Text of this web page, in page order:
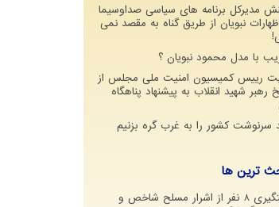
مدیرکل برنامه های سیاسی صداوسیما
نبویان از طریق گناه به مقصد نمی
با مدل محمود نبویان ؟
رییس کمیسیون امنیت ملی مجلس از
رهبر شهید انقلاب به پیشنهاد پناهگاه
سرنوشت کشور را به غرب گره بزنیم
ترین ها
دستگیری 8 نفر از اشرار مسلح شاخص و